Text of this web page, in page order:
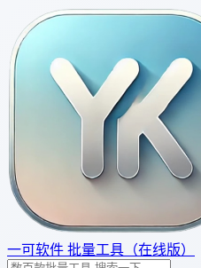
一可软件 批量工具（在线版）